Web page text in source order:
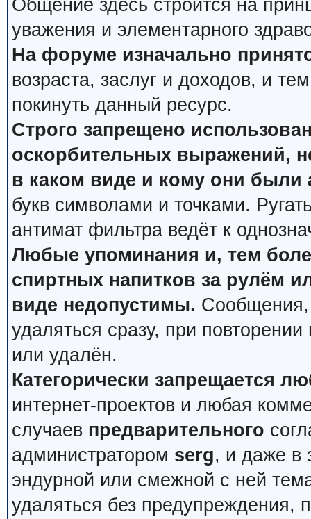
Общение здесь строится на
уважения и элементарного
На форуме изначально
возраста, заслуг и доходов, и
покинуть данный ресурс.
Строго запрещено
оскорбительных выражений,
в каком виде и кому они были
букв символами и точками.
антимат фильтра ведёт к
Любые упоминания и, тем
спиртных напитков за рулём
виде недопустимы. Сообщения,
удаляться сразу, при
или удалён.
Категорически запрещается
интернет-проектов и любая
случаев предварительного
администратором serg, и даже в
эндурной или смежной с ней
удаляться без предупреждения,